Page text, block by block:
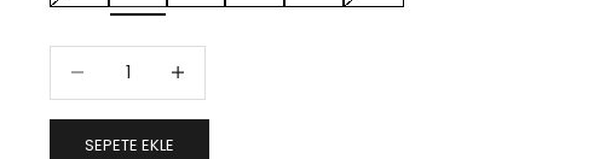
SEPETE EKLE